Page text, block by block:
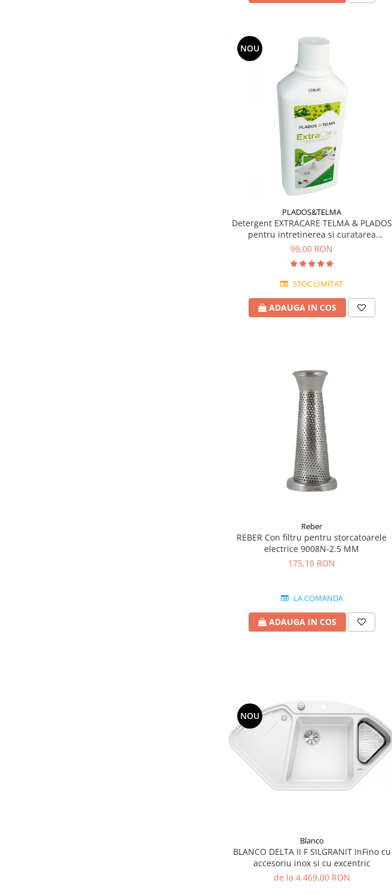
NOU
PLADOS&TELMA
Detergent EXTRACARE TELMA & PLADOS
pentru intretinerea si curatarea
chiuvetelor din Granit
99,00 RON
STOC LIMITAT
ADAUGA IN COS
Reber
REBER Con filtru pentru storcatoarele
electrice 9008N-2.5 MM
175,10 RON
LA COMANDA
ADAUGA IN COS
NOU
Blanco
BLANCO DELTA II F SILGRANIT InFino cu
accesoriu inox si cu excentric
de la 4.469,00 RON